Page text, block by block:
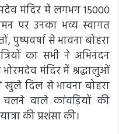
मंदिर में लगभग 15000
पर उनका भव्य स्वागत
पुष्पवर्षा से भावना बोहरा
का सभी ने अभिनंदन
मंदिर में श्रद्धालुओं
खुले दिल से भावना बोहरा
वाले कांवड़ियों की
की प्रशंसा की।